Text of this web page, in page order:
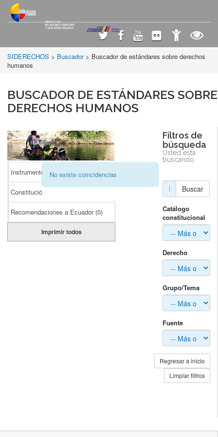
SIDERECHOS > Buscador > Buscador de estándares sobre derechos
humanos
BUSCADOR DE ESTÁNDARES SOBRE
DERECHOS HUMANOS
Instrumentos Internacionales(0)
Constitución
Recomendaciones a Ecuador (0)
Imprimir todos
No existe coincidencias
Filtros de
búsqueda
Usted está
buscando
Buscar
Catálogo
constitucional
Derecho
Grupo/Tema
Fuente
Regresar a inicio
Limpiar filtros